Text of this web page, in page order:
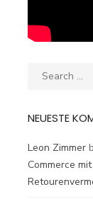
Search
NEUESTE
Leon Zimmer
Commerce